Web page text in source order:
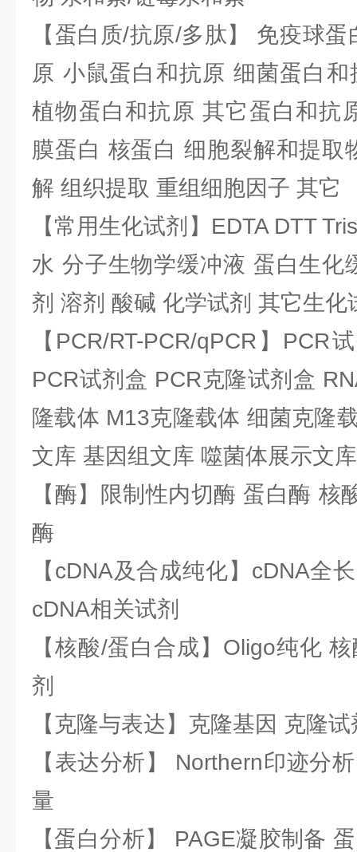
【蛋白质/抗原/多肽】 免疫球
原 小鼠蛋白和抗原 细菌蛋白
植物蛋白和抗原 其它蛋白和抗
膜蛋白 核蛋白 细胞裂解和提取
解 组织提取 重组细胞因子 其它
【常用生化试剂】EDTA DTT
水 分子生物学缓冲液 蛋白生化
剂 溶剂 酸碱 化学试剂 其它生化
【PCR/RT-PCR/qPCR】PCR
PCR试剂盒 PCR克隆试剂盒
隆载体 M13克隆载体 细菌克隆
文库 基因组文库 噬菌体展示文库
【酶】限制性内切酶 蛋白酶 核
酶
【cDNA及合成纯化】cDNA全
cDNA相关试剂
【核酸/蛋白合成】Oligo纯化
剂
【克隆与表达】克隆基因 克隆
【表达分析】 Northern印迹分
量
【蛋白分析】 PAGE凝胶制备